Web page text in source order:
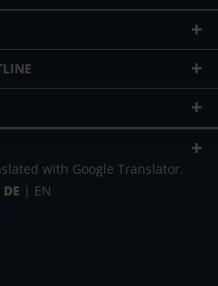
with Google Translator.
DE | EN